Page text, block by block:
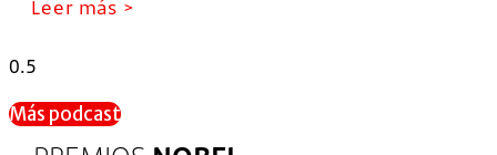
Leer más >
Más podcast